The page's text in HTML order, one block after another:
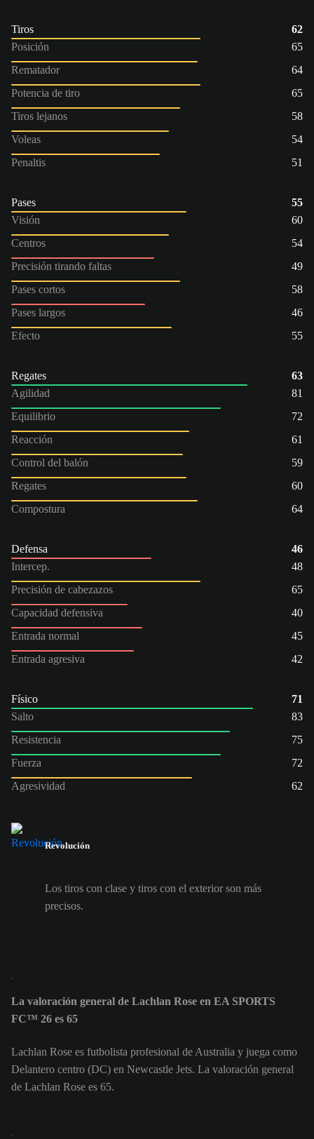
Tiros
62
Posición
65
Rematador
64
Potencia de tiro
65
Tiros lejanos
58
Voleas
54
Penaltis
51
Pases
55
Visión
60
Centros
54
Precisión tirando faltas
49
Pases cortos
58
Pases largos
46
Efecto
55
Regates
63
Agilidad
81
Equilibrio
72
Reacción
61
Control del balón
59
Regates
60
Compostura
64
Defensa
46
Intercep.
48
Precisión de cabezazos
65
Capacidad defensiva
40
Entrada normal
45
Entrada agresiva
42
Físico
71
Salto
83
Resistencia
75
Fuerza
72
Agresividad
62
Revolución
Los tiros con clase y tiros con el exterior son más
precisos.
La valoración general de Lachlan Rose en EA SPORTS
FC™ 26 es 65
Lachlan Rose es futbolista profesional de Australia y juega como
Delantero centro (DC) en Newcastle Jets. La valoración general
de Lachlan Rose es 65.